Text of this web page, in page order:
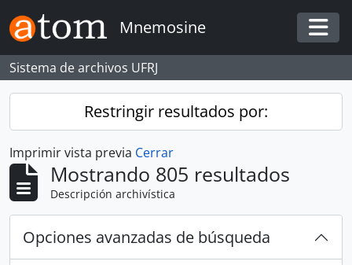
Skip to main content
Mnemosine
Sistema de archivos UFRJ
Restringir resultados por:
Imprimir vista previa Cerrar
Mostrando 805 resultados
Descripción archivística
Opciones avanzadas de búsqueda